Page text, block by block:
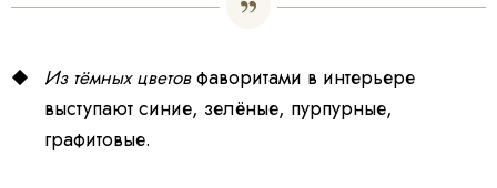
Из тёмных цветовфаворитами в интерьере
выступают синие, зелёные, пурпурные,
графитовые.